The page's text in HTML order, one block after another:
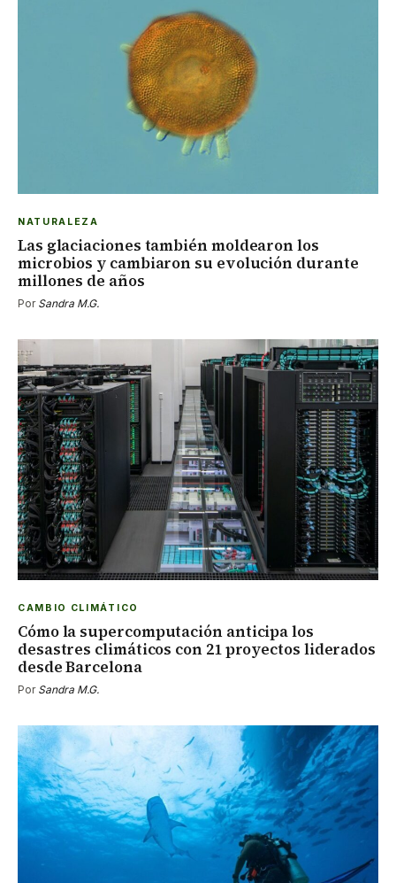
NATURALEZA
Las glaciaciones también moldearon los
microbios y cambiaron su evolución durante
millones de años
Por Sandra M.G.
CAMBIO CLIMÁTICO
Cómo la supercomputación anticipa los
desastres climáticos con 21 proyectos liderados
desde Barcelona
Por Sandra M.G.